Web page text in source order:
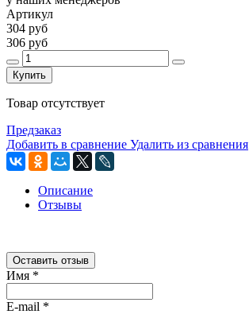
Артикул
304 руб
306 руб
Купить
Товар отсутствует
Предзаказ
Добавить в сравнение Удалить из сравнения
Описание
Отзывы
Оставить отзыв
Имя *
E-mail *